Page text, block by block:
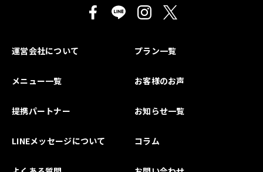
運営会社について プラン一覧
メニュー一覧 お客様のお声
提携パートナー お知らせ一覧
LINEメッセージについて コラム